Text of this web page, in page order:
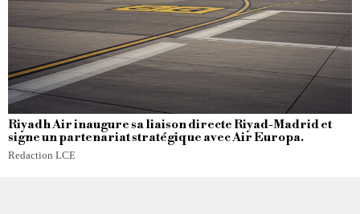
Riyadh Air inaugure sa liaison directe Riyad-Madrid et
signe un partenariat stratégique avec Air Europa.
Redaction LCE